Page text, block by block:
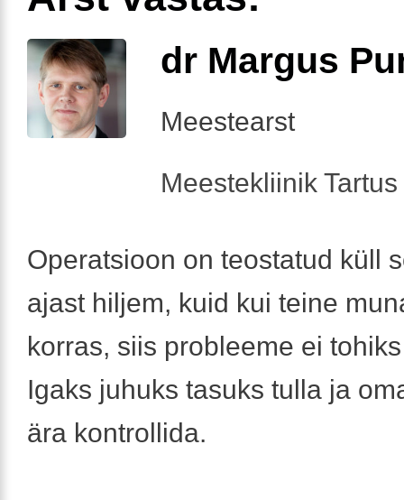
dr Margus
Meestearst
Meestekliinik
Operatsioon on teostatud küll
ajast hiljem, kuid kui teine
korras, siis probleeme ei
Igaks juhuks tasuks tulla ja
ära kontrollida.